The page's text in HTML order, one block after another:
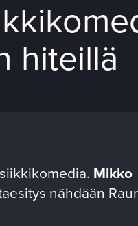
hiteillä
Mikko
nähdään